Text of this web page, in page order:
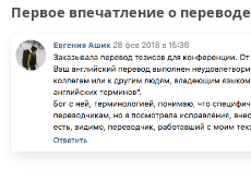
Первое впечатление о переводе